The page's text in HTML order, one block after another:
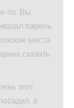
Вы,
парень
места
сказать
этот
а